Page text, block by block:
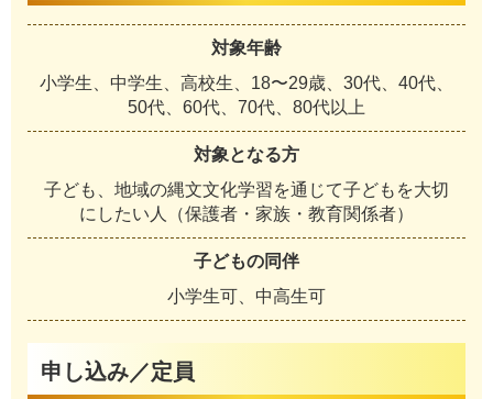
対象年齢
小学生、中学生、高校生、18〜29歳、30代、40代、
50代、60代、70代、80代以上
対象となる方
子ども、地域の縄文文化学習を通じて子どもを大切
にしたい人（保護者・家族・教育関係者）
子どもの同伴
小学生可、中高生可
申し込み／定員